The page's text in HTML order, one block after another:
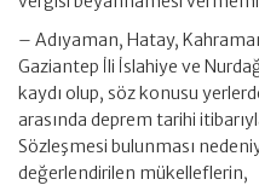
– Adıyaman, Hatay,
Gaziantep İli İslahiye ve
kaydı olup, söz konusu
arasında deprem tarihi
Sözleşmesi bulunması
değerlendirilen mükelleflerin,